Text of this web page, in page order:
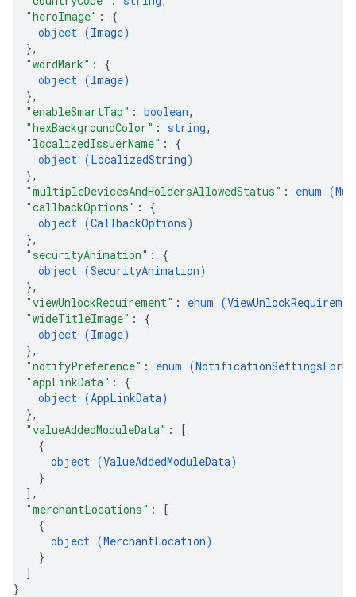
"heroImage" : {
object (Image)
},
"wordMark" : {
object (Image)
},
"enableSmartTap" : boolean,
"hexBackgroundColor" : string,
"localizedIssuerName" : {
object (LocalizedString)
},
"multipleDevicesAndHoldersAllowedStatus" : enum (
"callbackOptions" : {
object (CallbackOptions)
},
"securityAnimation" : {
object (SecurityAnimation)
},
"viewUnlockRequirement" : enum (
"wideTitleImage" : {
object (Image)
},
"notifyPreference" : enum (
"appLinkData" : {
object (AppLinkData)
},
"valueAddedModuleData" :
[
{
object (ValueAddedModuleData)
}
] ,
"merchantLocations" :
[
{
object (MerchantLocation)
}
]
}